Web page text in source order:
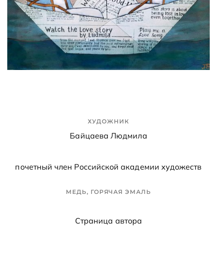
ХУДОЖНИК
Байцаева Людмила
почетный член Российской академии художеств
МЕДЬ, ГОРЯЧАЯ ЭМАЛЬ
Страница автора